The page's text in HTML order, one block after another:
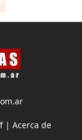
|Acerca de